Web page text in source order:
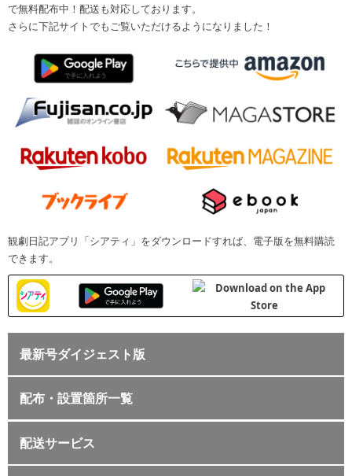
で無料配布中！配送も対応しております。
さらに下記サイトでもご覧いただけるようになりました！
観劇日記アプリ「シアティ」をダウンロードすれば、電子版を無料購読
できます。
最新号ダイジェスト版
配布・設置箇所一覧
配送サービス